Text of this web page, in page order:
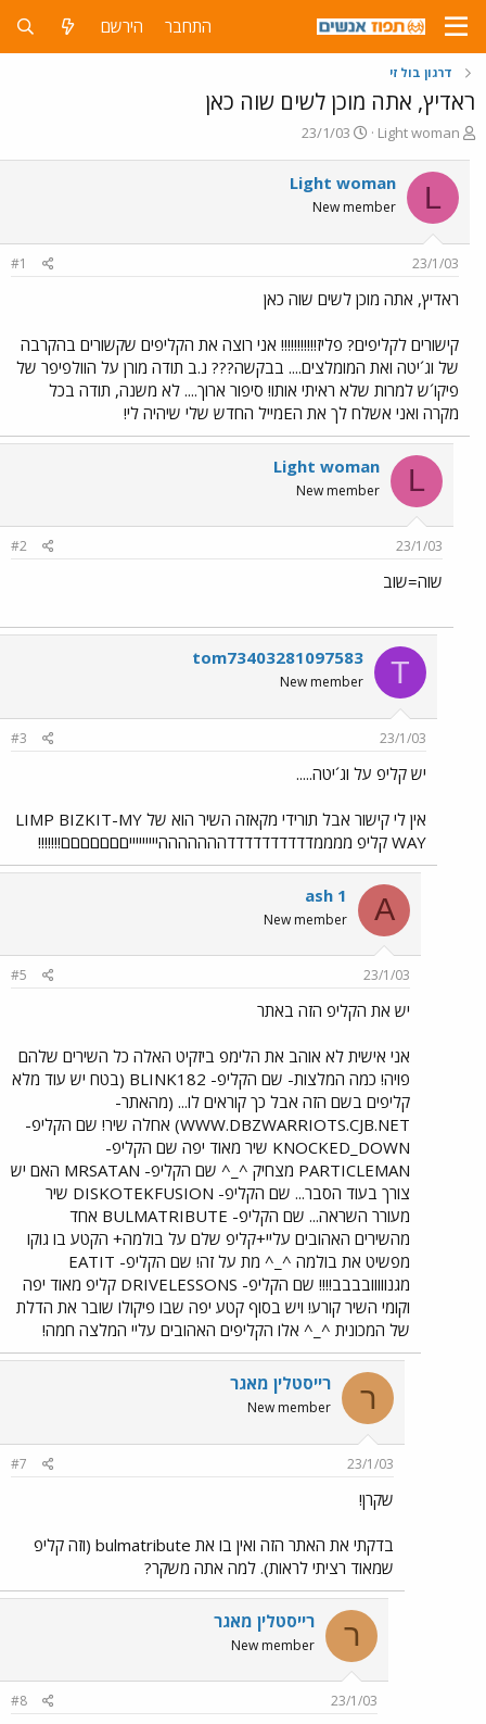
התחבר הירשם
דרגון בול זי
ראדיץ, אתה מוכן לשים שוה כאן
פ
ח
ה
ו
ש
Light woman
פ
ס
ם
ת
ר
י
23/1/03
L
Light woman
New member
23/1/03
#1
ראדיץ, אתה מוכן לשים שוה כאן
קישורים לקליפים? פליז!!!!!!!!!!! אני רוצה את הקליפים שקשורים בהקרבה
של וג´יטה ואת המומלצים.... בבקשה??? נ.ב תודה מורן על הוולפיפר של
פיקו´ש למרות שלא ראיתי אותו! סיפור ארוך.... לא משנה, תודה בכל
מקרה ואני אשלח לך את הEמייל החדש שלי שיהיה לי!
L
Light woman
New member
23/1/03
#2
שוה=שוב
T
tom73403281097583
New member
23/1/03
#3
יש קליפ על וג´יטה.....
אין לי קישור אבל תורידי מקאזה השיר הוא של LIMP BIZKIT-MY
WAY קליפ ממממדדדדדדדדדדהההההההיייייייייםםםםםםם!!!!!!!
A
ash 1
New member
23/1/03
#5
יש את הקליפ הזה באתר
אני אישית לא אוהב את הלימפ ביזקיט האלה כל השירים שלהם
פויה! כמה המלצות- שם הקליפ- BLINK182 (בטח יש עוד מלא
קליפים בשם הזה אבל כך קוראים לו... (מהאתר-
WWW.DBZWARRIOTS.CJB.NET) אחלה שיר! שם הקליפ-
KNOCKED_DOWN שיר מאוד יפה שם הקליפ-
PARTICLEMAN מצחיק ^_^ שם הקליפ- MRSATAN האם יש
צורך בעוד הסבר... שם הקליפ- DISKOTEKFUSION שיר
מעורר השראה... שם הקליפ- BULMATRIBUTE אחד
מהשירים האהובים עליי+קליפ שלם על בולמה+ הקטע בו גוקו
מפשיט את בולמה ^_^ מת על זה! שם הקליפ- EATIT
מגנווווובבבב!!!! שם הקליפ- DRIVELESSONS קליפ מאוד יפה
וקומי השיר קורע! ויש בסוף קטע יפה שבו פיקולו שובר את הדלת
של המכונית ^_^ אלו הקליפים האהובים עליי המלצה חמה!
ר רייסטלין מאגר
New member
23/1/03
#7
שקרן!
בדקתי את האתר הזה ואין בו את bulmatribute (וזה קליפ
שמאוד רציתי לראות). למה אתה משקר?
ר רייסטלין מאגר
New member
23/1/03
#8